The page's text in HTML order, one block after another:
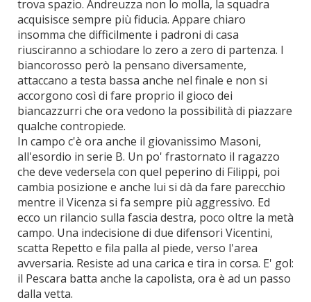
trova spazio. Andreuzza non lo molla, la squadra
acquisisce sempre più fiducia. Appare chiaro
insomma che difficilmente i padroni di casa
riusciranno a schiodare lo zero a zero di partenza. I
biancorosso però la pensano diversamente,
attaccano a testa bassa anche nel finale e non si
accorgono così di fare proprio il gioco dei
biancazzurri che ora vedono la possibilità di piazzare
qualche contropiede.
In campo c'è ora anche il giovanissimo Masoni,
all'esordio in serie B. Un po' frastornato il ragazzo
che deve vedersela con quel peperino di Filippi, poi
cambia posizione e anche lui si dà da fare parecchio
mentre il Vicenza si fa sempre più aggressivo. Ed
ecco un rilancio sulla fascia destra, poco oltre la metà
campo. Una indecisione di due difensori Vicentini,
scatta Repetto e fila palla al piede, verso l'area
avversaria. Resiste ad una carica e tira in corsa. E' gol:
il Pescara batta anche la capolista, ora è ad un passo
dalla vetta.